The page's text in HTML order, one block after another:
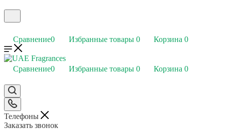
Сравнение0 Избранные товары 0 Корзина 0
Сравнение0 Избранные товары 0 Корзина 0
Телефоны
Заказать звонок